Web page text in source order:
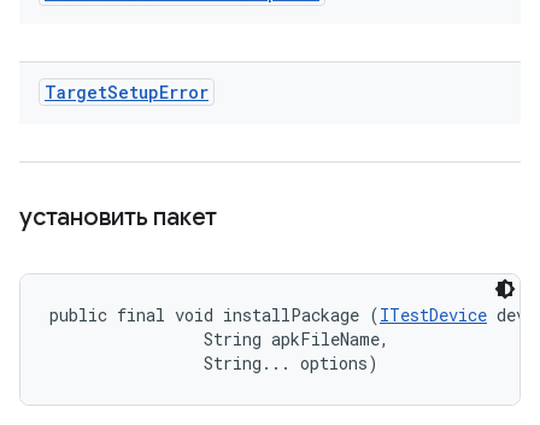
TargetSetupError
установить пакет
public final void installPackage (ITestDevice
                String apkFileName,
                String... options)